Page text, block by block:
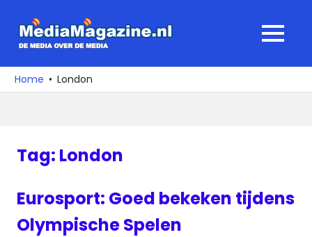
naar
media
over
MENU
Home London
Tag: London
Eurosport: Goed bekeken tijdens
Olympische Spelen